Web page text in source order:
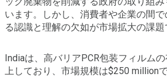
います。しかし、消費者や企業の間
る認識と理解の欠如が市場拡大の課題
Indiaは、高バリアPCR包装フィルム
上しており、市場規模は$250 million